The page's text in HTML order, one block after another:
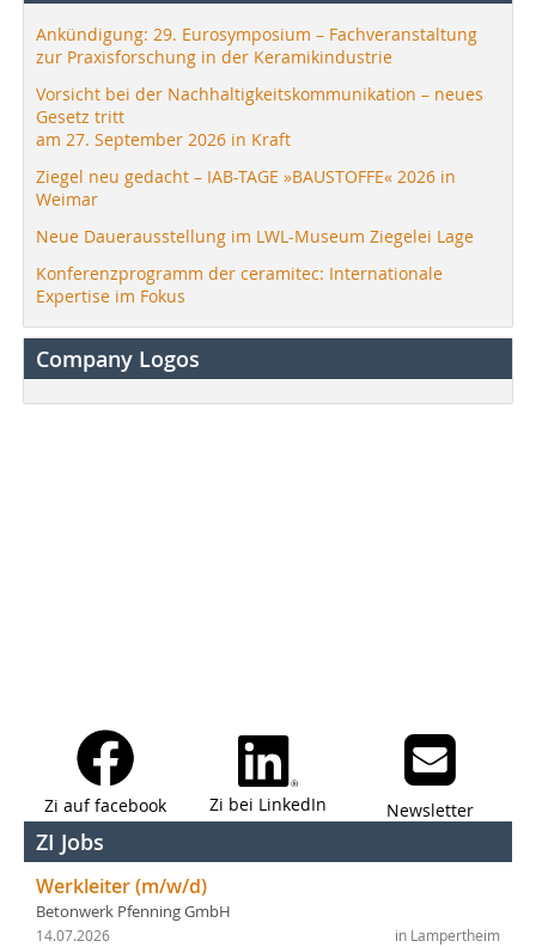
Ankündigung: 29. Eurosymposium – Fachveranstaltung
zur Praxisforschung in der Keramikindustrie
Vorsicht bei der Nachhaltigkeitskommunikation – neues
Gesetz tritt
am 27. September 2026 in Kraft
Ziegel neu gedacht – IAB-TAGE »BAUSTOFFE« 2026 in
Weimar
Neue Dauerausstellung im LWL-Museum Ziegelei Lage
Konferenzprogramm der ceramitec: Internationale
Expertise im Fokus
Company Logos
Zi auf facebook Zi bei LinkedIn Newsletter
ZI Jobs
Werkleiter (m/w/d)
Betonwerk Pfenning GmbH
in Lampertheim
14.07.2026